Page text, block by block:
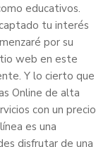
educativos.
tu interés
por su
web en este
Y lo cierto que
Online de alta
con un precio
es una
disfrutar de una